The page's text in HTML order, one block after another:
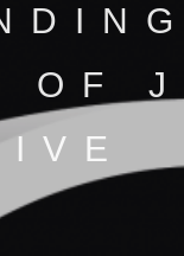
OF